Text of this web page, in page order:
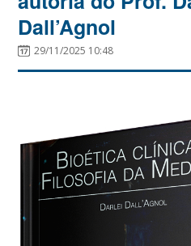
Dall’Agnol
29/11/2025 10:48